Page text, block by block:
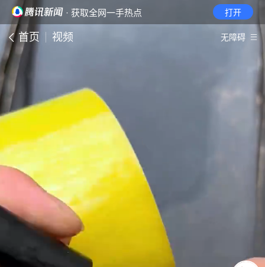
· 获取全网一手热点 打开
首页 视频 无障碍